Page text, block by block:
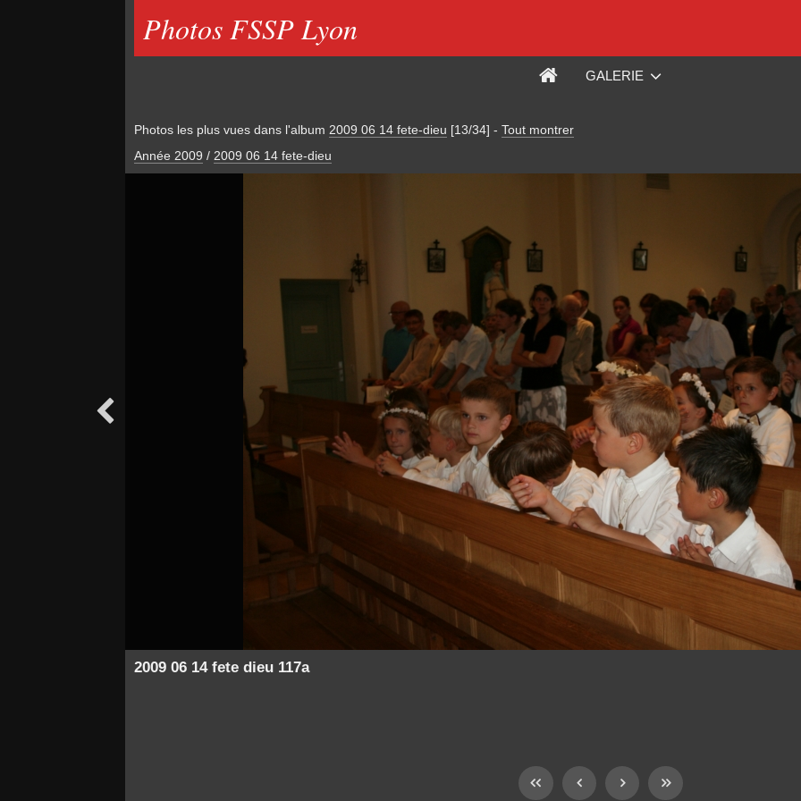
Photos FSSP Lyon
GALERIE
Photos les plus vues dans l'album 2009 06 14 fete-dieu [13/34] - Tout montrer
Année 2009 / 2009 06 14 fete-dieu

2009 06 14 fete dieu 117a